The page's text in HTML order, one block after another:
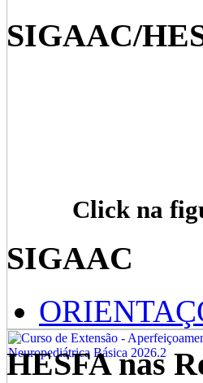
SIGAAC/
Click na
SIGAAC
HESFA nas